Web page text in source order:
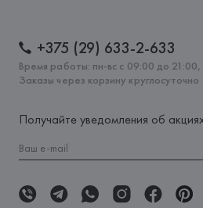
+375 (29) 633-2-633
Время работы: пн-вс с 09:00 до 21:00,
Заказы через корзину круглосуточно
Получайте уведомления об